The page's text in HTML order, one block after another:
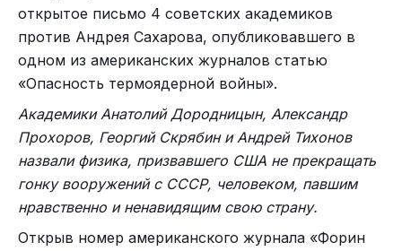
открытое письмо 4 советских академиков
против Андрея Сахарова, опубликовавшего в
одном из американских журналов статью
«Опасность термоядерной войны».
Академики Анатолий Дородницын, Александр
Прохоров, Георгий Скрябин и Андрей Тихонов
назвали физика, призвавшего США не прекращать
гонку вооружений с СССР, человеком, павшим
нравственно и ненавидящим свою страну.
Открыв номер американского журнала «Форин